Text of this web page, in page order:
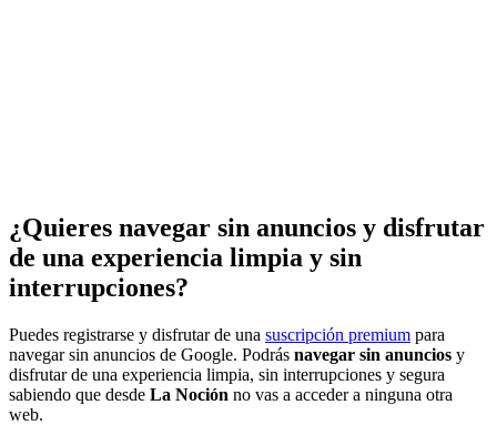
¿Quieres navegar sin anuncios y disfrutar
de una experiencia limpia y sin
interrupciones?
Puedes registrarse y disfrutar de una suscripción premium para
navegar sin anuncios de Google. Podrás navegar sin anuncios y
disfrutar de una experiencia limpia, sin interrupciones y segura
sabiendo que desde La Noción no vas a acceder a ninguna otra
web.